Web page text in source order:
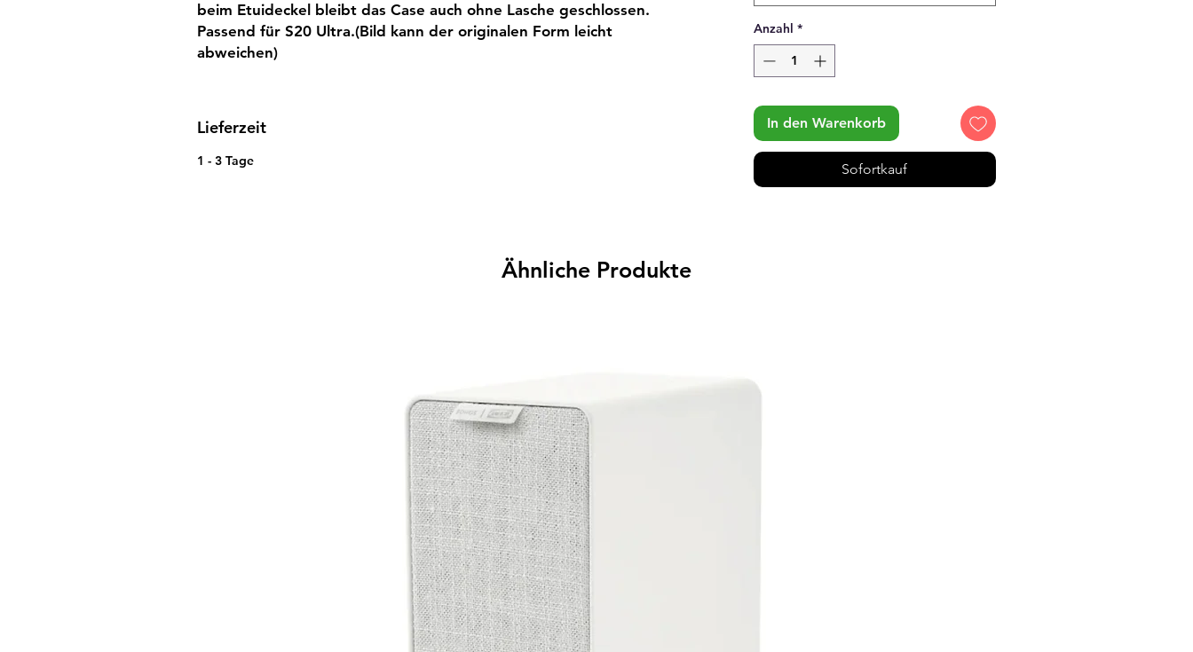
beim Etuideckel bleibt das Case auch ohne Lasche geschlossen.
Passend für S20 Ultra.(Bild kann der originalen Form leicht
abweichen)
Lieferzeit
1 - 3 Tage
Anzahl *
In den Warenkorb
Sofortkauf
Ähnliche Produkte